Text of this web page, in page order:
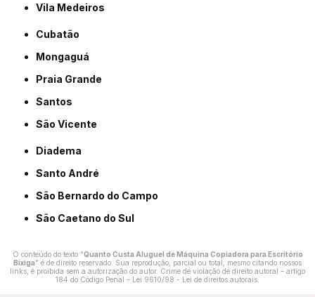
Vila Medeiros
Cubatão
Mongaguá
Praia Grande
Santos
São Vicente
Diadema
Santo André
São Bernardo do Campo
São Caetano do Sul
O conteúdo do texto "Quanto Custa Aluguel de Máquina Copiadora para Escritório
Bixiga" é de direito reservado. Sua reprodução, parcial ou total, mesmo citando nossos
links, é proibida sem a autorização do autor. Crime de violação de direito autoral – artigo
184 do Código Penal – Lei 9610/98 - Lei de direitos autorais